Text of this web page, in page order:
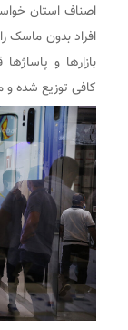
اصناف استان
افراد بدون ماسک
بازارها و
کافی توزیع شده و